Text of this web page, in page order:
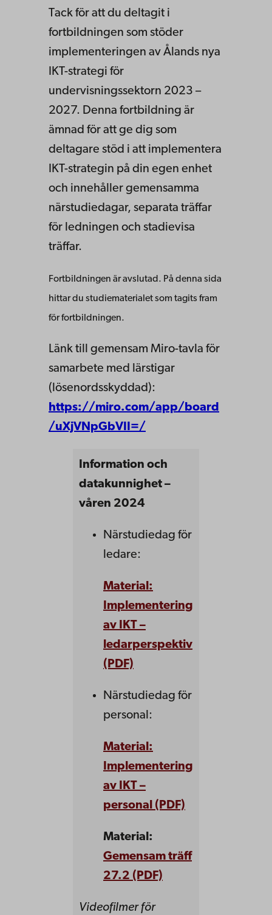
strateg
i
Tack för att du deltagit i
fortbildningen som stöder
implementeringen av Ålands nya
IKT-strategi för
undervisningssektorn 2023 –
2027. Denna fortbildning är
ämnad för att ge dig som
deltagare stöd i att implementera
IKT-strategin på din egen enhet
och innehåller gemensamma
närstudiedagar, separata träffar
för ledningen och stadievisa
träffar.
Fortbildningen är avslutad. På denna sida
hittar du studiematerialet som tagits fram
för fortbildningen.
Länk till gemensam Miro-tavla för
samarbete med lärstigar
(lösenordsskyddad):
https://miro.com/app/board
/uXjVNpGbVII=/
Information och
datakunnighet –
våren 2024
Närstudiedag för
ledare:
Material:
Implementering
av IKT –
ledarperspektiv
(PDF)
Närstudiedag för
personal:
Material:
Implementering
av IKT –
personal (PDF)
Material:
Gemensam träff
27.2 (PDF)
Videofilmer för